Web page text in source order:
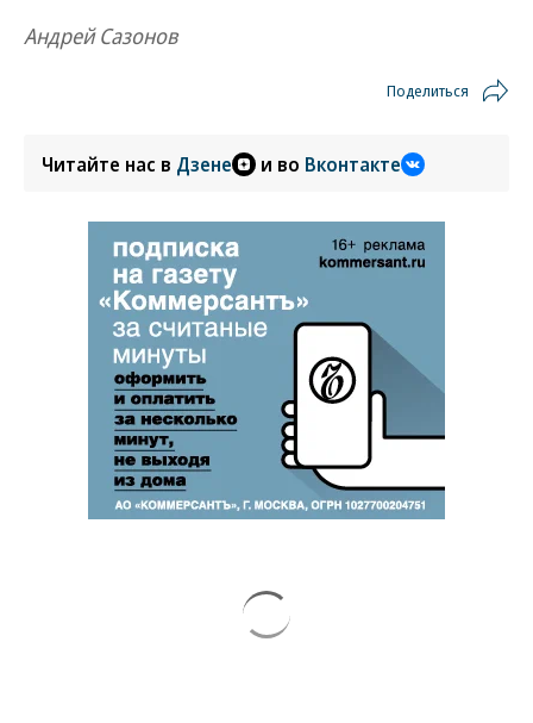
Андрей Сазонов
Поделиться
Читайте нас в Дзене и во Вконтакте